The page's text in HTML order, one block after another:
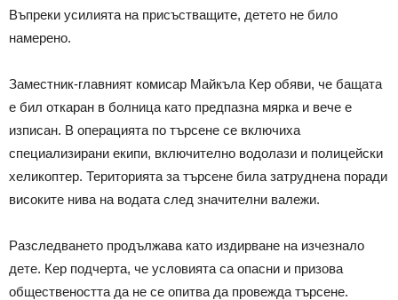
Въпреки усилията на присъстващите, детето не било
намерено.
Заместник-главният комисар Майкъла Кер обяви, че бащата
е бил откаран в болница като предпазна мярка и вече е
изписан. В операцията по търсене се включиха
специализирани екипи, включително водолази и полицейски
хеликоптер. Територията за търсене била затруднена поради
високите нива на водата след значителни валежи.
Разследването продължава като издирване на изчезнало
дете. Кер подчерта, че условията са опасни и призова
обществеността да не се опитва да провежда търсене.